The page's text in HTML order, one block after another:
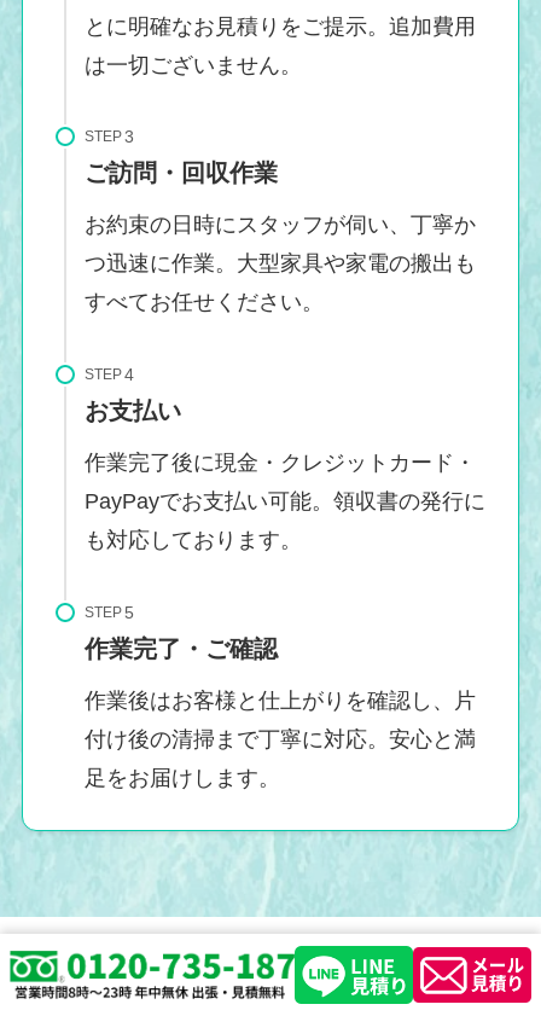
とに明確なお見積りをご提示。追加費用
は一切ございません。
STEP
ご訪問・回収作業
お約束の日時にスタッフが伺い、丁寧か
つ迅速に作業。大型家具や家電の搬出も
すべてお任せください。
STEP
お支払い
作業完了後に現金・クレジットカード・
PayPayでお支払い可能。領収書の発行に
も対応しております。
STEP
作業完了・ご確認
作業後はお客様と仕上がりを確認し、片
付け後の清掃まで丁寧に対応。安心と満
足をお届けします。